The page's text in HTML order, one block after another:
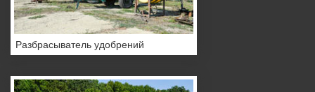
Разбрасыватель удобрений